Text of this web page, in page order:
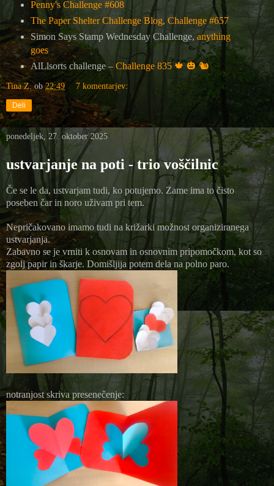
Penny's Challenge #608
The Paper Shelter Challenge Blog, Challenge #657
Simon Says Stamp Wednesday Challenge,anything
goes
AlLlsorts challenge – Challenge 835🍁 🎃 🐿️
Tina Z. ob22:49 7 komentarjev:
Deli
ponedeljek, 27. oktober 2025
ustvarjanje na poti - trio voščilnic
Če se le da, ustvarjam tudi, ko potujemo. Zame ima to čisto
poseben čar in noro uživam pri tem.
Nepričakovano imamo tudi na križarki možnost organiziranega
ustvarjanja.
Zabavno se je vrniti k osnovam in osnovnim pripomočkom, kot so
zgolj papir in škarje. Domišljija potem dela na polno paro.
notranjost skriva presenečenje: